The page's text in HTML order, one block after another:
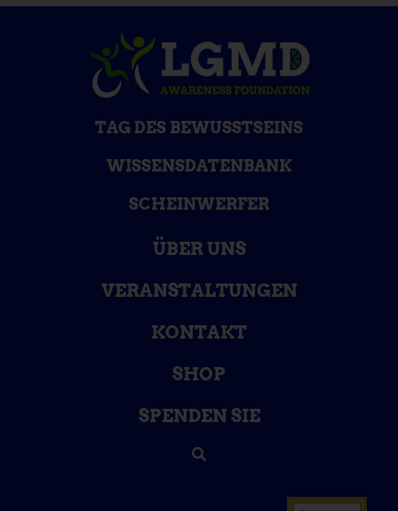
TAG DES BEWUSSTSEINS
WISSENSDATENBANK
SCHEINWERFER
ÜBER UNS
VERANSTALTUNGEN
KONTAKT
SHOP
SPENDEN SIE